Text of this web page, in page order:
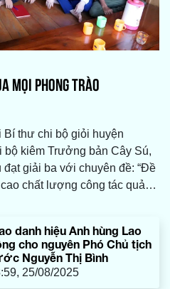
MỌI PHONG TRÀO
Bí thư chi bộ giỏi huyện
kiêm Trưởng bản Cây Sú,
giải ba với chuyên đề: “Đề
chất lượng công tác quản
vận dụng vào thực tiễn tại
thực hiện tốt các phong trào
danh hiệu Anh hùng Lao
cho nguyên Phó Chủ tịch
Nguyễn Thị Bình
25/08/2025